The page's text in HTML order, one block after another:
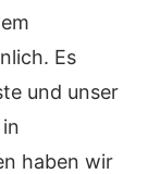
Es
und unser
haben wir